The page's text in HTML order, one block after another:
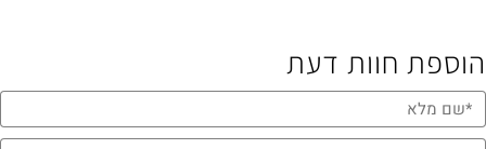
הוספת חוות דעת